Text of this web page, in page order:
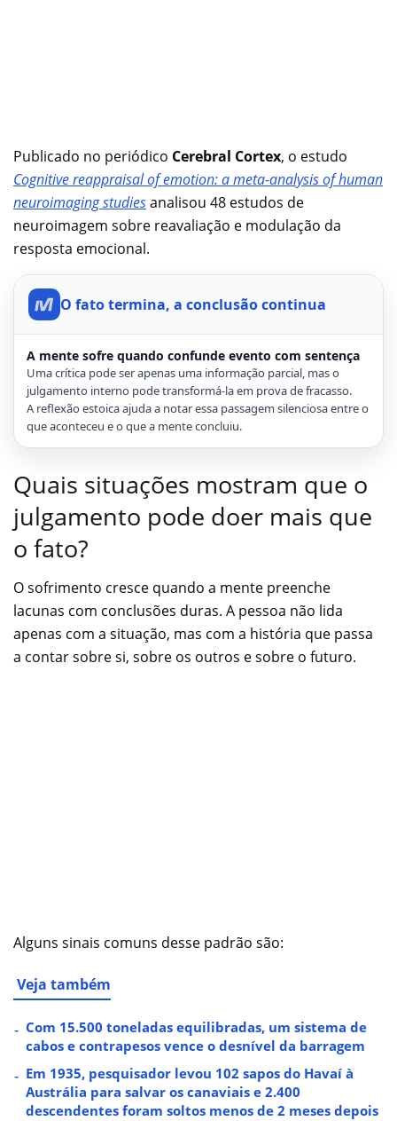
Publicado no periódico Cerebral Cortex, o estudo
Cognitive reappraisal of emotion: a meta-analysis of human
neuroimaging studiesanalisou 48 estudos de
neuroimagem sobre reavaliação e modulação da
resposta emocional.
O fato termina, a conclusão continua
A mente sofre quando confunde evento com sentença
Uma crítica pode ser apenas uma informação parcial, mas o
julgamento interno pode transformá-la em prova de fracasso.
A reflexão estoica ajuda a notar essa passagem silenciosa entre o
que aconteceu e o que a mente concluiu.
Quais situações mostram que o
julgamento pode doer mais que
o fato?
O sofrimento cresce quando a mente preenche
lacunas com conclusões duras. A pessoa não lida
apenas com a situação, mas com a história que passa
a contar sobre si, sobre os outros e sobre o futuro.
Alguns sinais comuns desse padrão são:
Veja também
Com 15.500 toneladas equilibradas, um sistema de
cabos e contrapesos vence o desnível da barragem
Em 1935, pesquisador levou 102 sapos do Havaí à
Austrália para salvar os canaviais e 2.400
descendentes foram soltos menos de 2 meses depois